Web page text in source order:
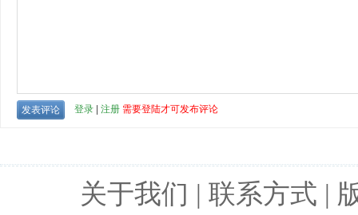
关于我们 | 联系方式 |